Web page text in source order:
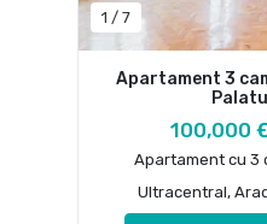
1 / 7
Apartament 3
100,000
Apartament cu 3
Ultracentral,